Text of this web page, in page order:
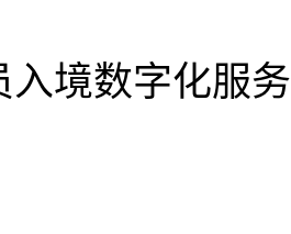
境数字化服务